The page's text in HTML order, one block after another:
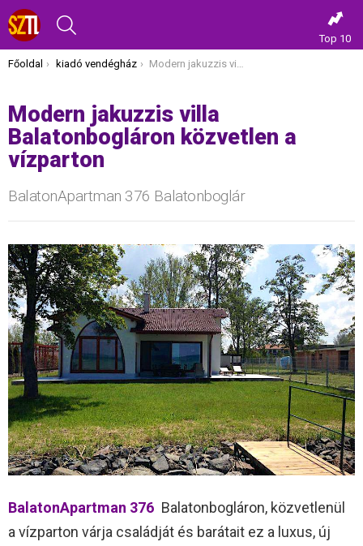
Top 10
Itt vagy most:
Főoldal kiadó vendégház Modern jakuzzis villa Balatonbogláron közvetlen a vízparton
Modern jakuzzis villa
Balatonbogláron közvetlen a
vízparton
BalatonApartman 376 Balatonboglár
BalatonApartman 376 Balatonbogláron, közvetlenül
a vízparton várja családját és barátait ez a luxus, új